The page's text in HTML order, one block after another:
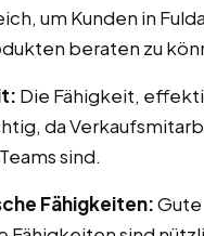
um Kunden in
beraten zu
Die Fähigkeit,
da
sind.
Fähigkeiten:Gute